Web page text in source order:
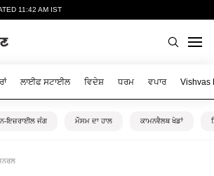
11:42 AM IST
ਲਾਈਫ ਸਟਾਈਲ ਵਿਦੇਸ਼ ਧਰਮ ਵਪਾਰ Vishvas
ਇਜ਼ਰਾਈਲ ਜੰਗ ਮੌਸਮ ਦਾ ਹਾਲ ਕਾਮਨਵੈਲਥ ਖੇਡਾਂ